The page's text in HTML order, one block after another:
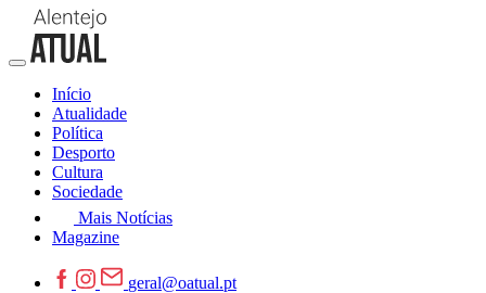
Início
Atualidade
Política
Desporto
Cultura
Sociedade
Mais Notícias
Magazine
geral@oatual.pt